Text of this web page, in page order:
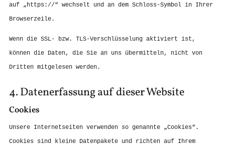
auf „https://“ wechselt und an dem Schloss-Symbol in Ihrer
Browserzeile.
Wenn die SSL- bzw. TLS-Verschlüsselung aktiviert ist,
können die Daten, die Sie an uns übermitteln, nicht von
Dritten mitgelesen werden.
4. Datenerfassung auf dieser Website
Cookies
Unsere Internetseiten verwenden so genannte „Cookies“.
Cookies sind kleine Datenpakete und richten auf Ihrem